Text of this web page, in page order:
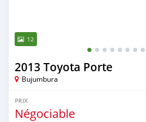
12
2013 Toyota Porte
Bujumbura
PRIX
Négociable